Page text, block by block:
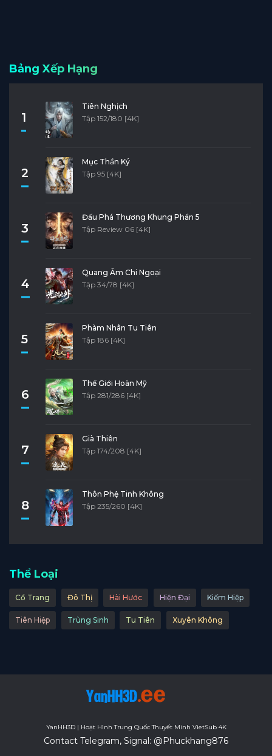
Bảng Xếp Hạng
1
Tiên Nghịch
Tập 152/180 [4K]
2
Mục Thần Ký
Tập 95 [4K]
3
Đấu Phá Thương Khung Phần 5
Tập Review 06 [4K]
4
Quang Âm Chi Ngoại
Tập 34/78 [4K]
5
Phàm Nhân Tu Tiên
Tập 186 [4K]
6
Thế Giới Hoàn Mỹ
Tập 281/286 [4K]
7
Già Thiên
Tập 174/208 [4K]
8
Thôn Phệ Tinh Không
Tập 235/260 [4K]
Thể Loại
Cổ Trang Đô Thị Hài Hước Hiện Đại Kiếm Hiệp
Tiên Hiệp Trùng Sinh Tu Tiên Xuyên Không
YanHH3D | Hoạt Hình Trung Quốc Thuyết Minh VietSub 4K
Contact Telegram, Signal: @Phuckhang876